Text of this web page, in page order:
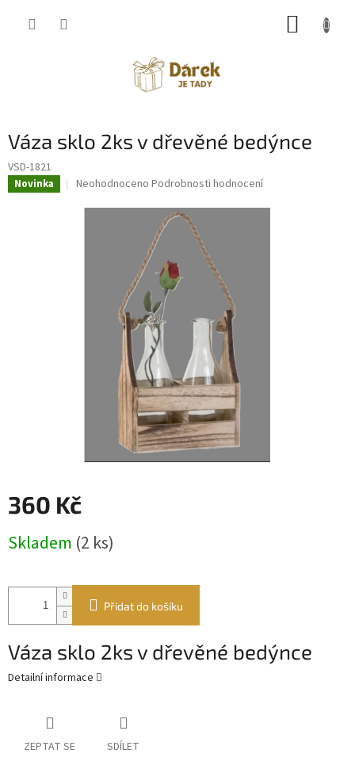
Váza sklo 2ks v dřevěné bedýnce
VSD-1821
Novinka
Průměrné
produktu
Neohodnoceno Podrobnosti hodnocení
360 Kč
cena:
Skladem (2 ks)
Přidat do košíku
Váza sklo 2ks v dřevěné bedýnce
Detailní informace
ZEPTAT SE SDÍLET